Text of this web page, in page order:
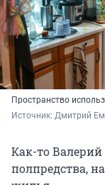
Пространство
Источник: Дмитрий
Как-то
полпредства,